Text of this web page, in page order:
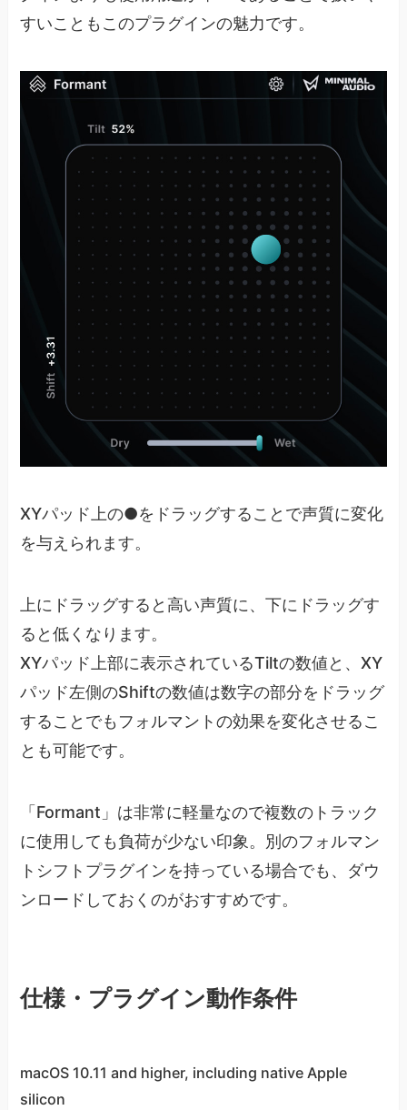
すいこともこのプラグインの魅力です。
XYパッド上の●をドラッグすることで声質に変化
を与えられます。
上にドラッグすると高い声質に、下にドラッグす
ると低くなります。
XYパッド上部に表示されているTiltの数値と、XY
パッド左側のShiftの数値は数字の部分をドラッグ
することでもフォルマントの効果を変化させるこ
とも可能です。
「Formant」は非常に軽量なので複数のトラック
に使用しても負荷が少ない印象。別のフォルマン
トシフトプラグインを持っている場合でも、ダウ
ンロードしておくのがおすすめです。
仕様・プラグイン動作条件
macOS 10.11 and higher, including native Apple
silicon